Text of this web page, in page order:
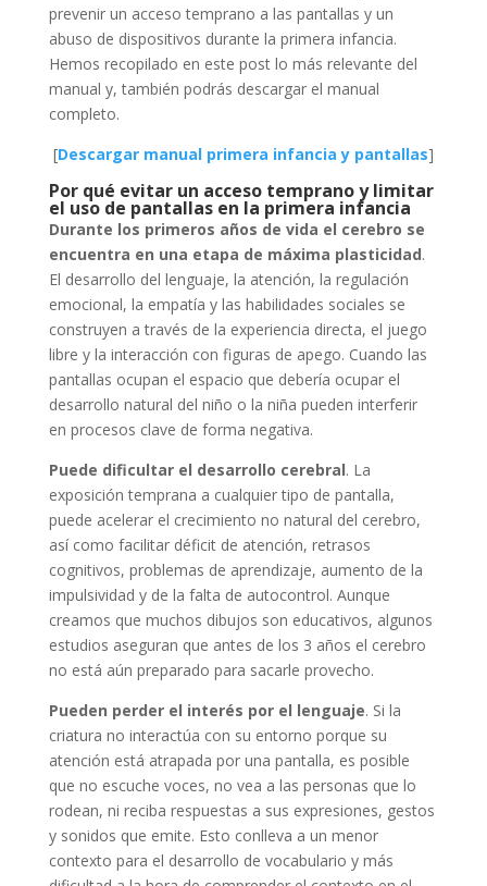
prevenir un acceso temprano a las pantallas y un
abuso de dispositivos durante la primera infancia.
Hemos recopilado en este post lo más relevante del
manual y, también podrás descargar el manual
completo.
[Descargar manual primera infancia y pantallas]
Por qué evitar un acceso temprano y limitar
el uso de pantallas en la primera infancia
Durante los primeros años de vida el cerebro se
encuentra en una etapa de máxima plasticidad.
El desarrollo del lenguaje, la atención, la regulación
emocional, la empatía y las habilidades sociales se
construyen a través de la experiencia directa, el juego
libre y la interacción con figuras de apego. Cuando las
pantallas ocupan el espacio que debería ocupar el
desarrollo natural del niño o la niña pueden interferir
en procesos clave de forma negativa.
Puede dificultar el desarrollo cerebral. La
exposición temprana a cualquier tipo de pantalla,
puede acelerar el crecimiento no natural del cerebro,
así como facilitar déficit de atención, retrasos
cognitivos, problemas de aprendizaje, aumento de la
impulsividad y de la falta de autocontrol. Aunque
creamos que muchos dibujos son educativos, algunos
estudios aseguran que antes de los 3 años el cerebro
no está aún preparado para sacarle provecho.
Pueden perder el interés por el lenguaje. Si la
criatura no interactúa con su entorno porque su
atención está atrapada por una pantalla, es posible
que no escuche voces, no vea a las personas que lo
rodean, ni reciba respuestas a sus expresiones, gestos
y sonidos que emite. Esto conlleva a un menor
contexto para el desarrollo de vocabulario y más